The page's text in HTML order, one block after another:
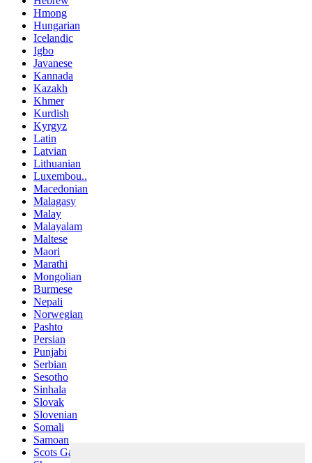
Hmong
Hungarian
Icelandic
Igbo
Javanese
Kannada
Kazakh
Khmer
Kurdish
Kyrgyz
Latin
Latvian
Lithuanian
Luxembou..
Macedonian
Malagasy
Malay
Malayalam
Maltese
Maori
Marathi
Mongolian
Burmese
Nepali
Norwegian
Pashto
Persian
Punjabi
Serbian
Sesotho
Sinhala
Slovak
Slovenian
Somali
Samoan
Scots Gaelic